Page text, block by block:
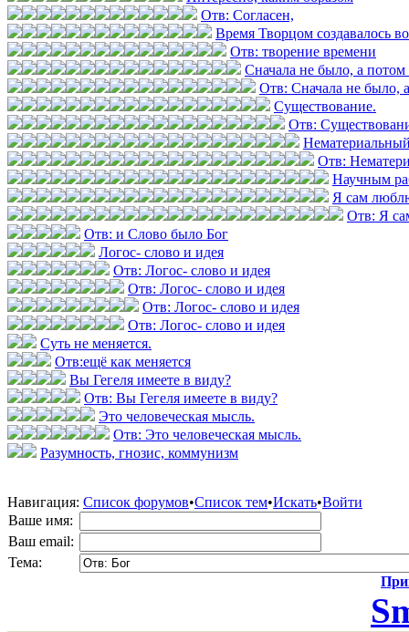
Отв: Согласен,
Время Творцом создавалось
Отв: творение времени
Сначала не было, а потом
Отв: Сначала не было,
Существование.
Отв:
Отв:
Научным
Я сам
Отв: Я
Отв: и Слово было Бог
Логос- слово и идея
Отв: Логос- слово и идея
Отв: Логос- слово и идея
Отв: Логос- слово и идея
Отв: Логос- слово и идея
Суть не меняется.
Отв:ещё как меняется
Вы Гегеля имеете в виду?
Отв: Вы Гегеля имеете в виду?
Это человеческая мысль.
Отв: Это человеческая мысль.
Разумность, гнозис, коммунизм
Навигация: Список форумов•Список тем•Искать•Войти
Ваше имя:
Ваш email:
Тема: